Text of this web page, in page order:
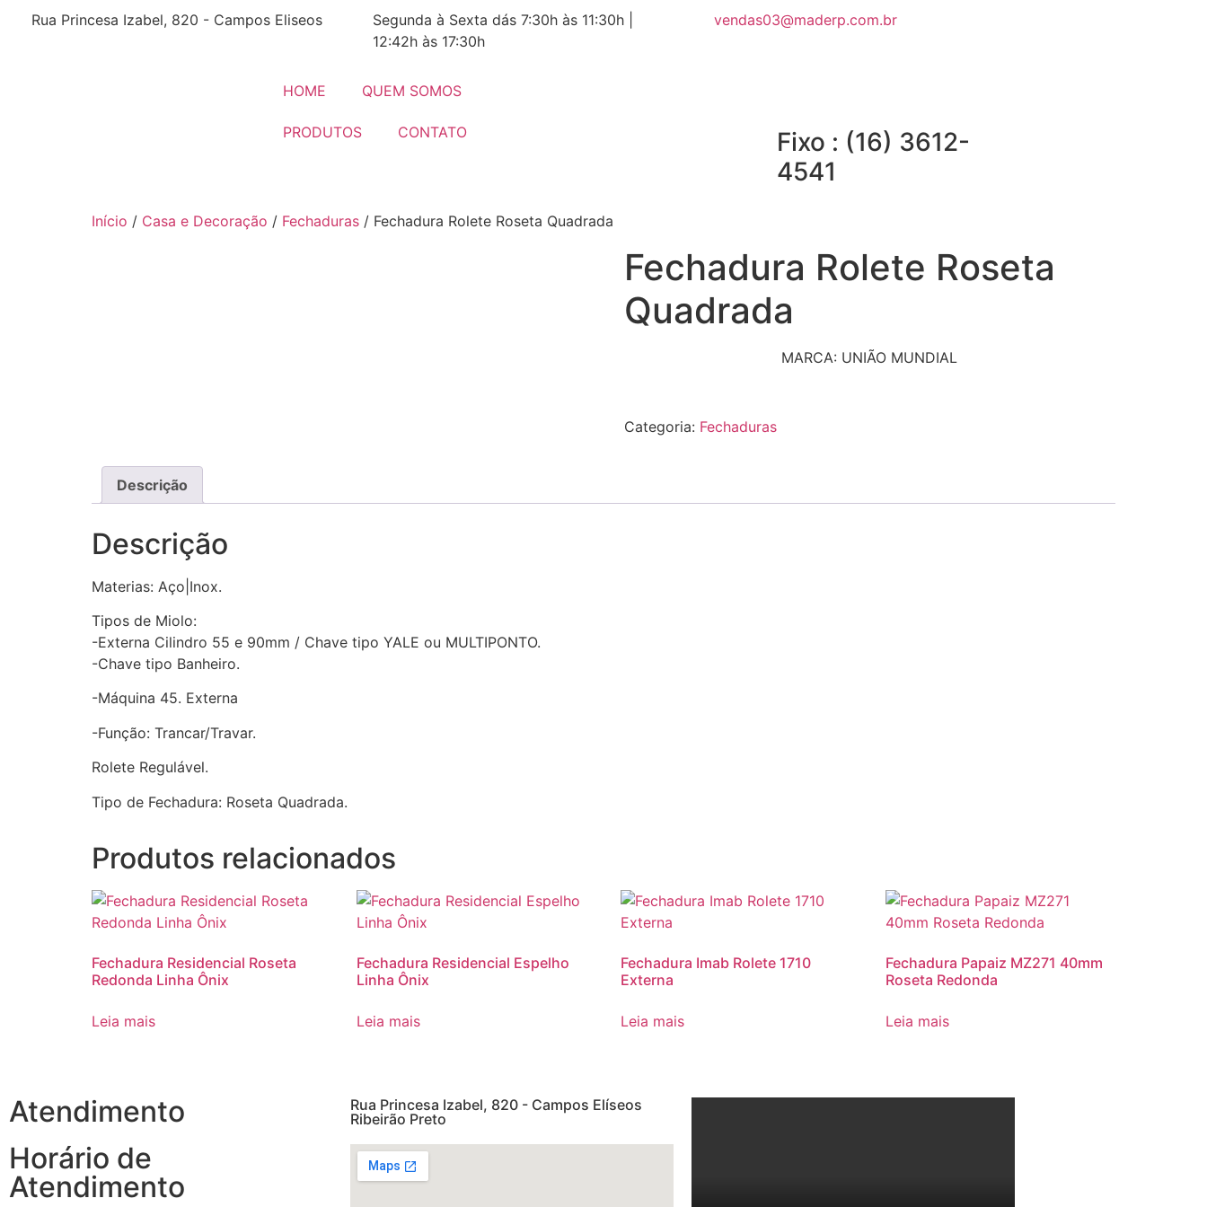
Rua Princesa Izabel, 820 - Campos Eliseos
Segunda à Sexta dás 7:30h às 11:30h |
12:42h às 17:30h
vendas03@maderp.com.br
HOME QUEM SOMOS
PRODUTOS CONTATO
Fixo : (16) 3612-
4541
Início / Casa e Decoração / Fechaduras / Fechadura Rolete Roseta Quadrada
Fechadura Rolete Roseta
Quadrada
MARCA: UNIÃO MUNDIAL
Categoria: Fechaduras
Descrição
Descrição
Materias: Aço|Inox.
Tipos de Miolo:
-Externa Cilindro 55 e 90mm / Chave tipo YALE ou MULTIPONTO.
-Chave tipo Banheiro.
-Máquina 45. Externa
-Função: Trancar/Travar.
Rolete Regulável.
Tipo de Fechadura: Roseta Quadrada.
Produtos relacionados
Fechadura Residencial Roseta
Redonda Linha Ônix
Leia mais
Fechadura Residencial Espelho
Linha Ônix
Leia mais
Fechadura Imab Rolete 1710
Externa
Leia mais
Fechadura Papaiz MZ271 40mm
Roseta Redonda
Leia mais
Atendimento
Horário de
Atendimento
Rua Princesa Izabel, 820 - Campos Elíseos
Ribeirão Preto